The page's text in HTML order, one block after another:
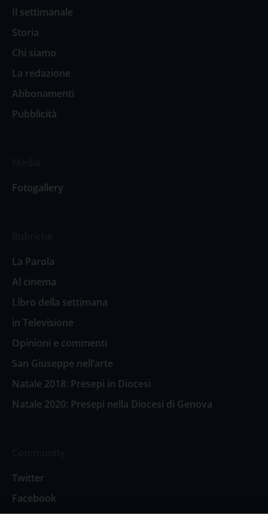
Il settimanale
Storia
Chi siamo
La redazione
Abbonamenti
Pubblicità
Fotogallery
La Parola
Al cinema
Libro della settimana
in Televisione
Opinioni e commenti
San Giuseppe nell’arte
Natale 2018: Presepi in Diocesi
Natale 2020: Presepi nella Diocesi di Genova
Twitter
Facebook